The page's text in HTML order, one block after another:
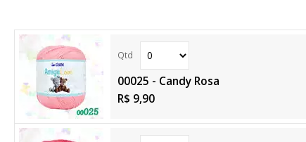
00025 - Candy Rosa
R$ 9,90